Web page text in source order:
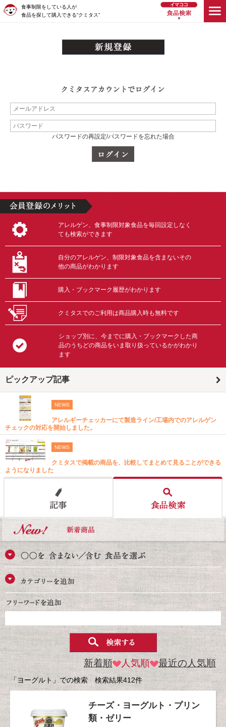
食事制限をしている人が
食品を探して購入できる“クミタス”
パスワードの再設定/パスワードを忘れた場合
アレルゲン、食事制限対象食品を毎回設定しなく
ても検索ができます
自分のアレルゲン、制限対象食品を含まないその
他の商品がわかります
購入・ブックマーク履歴がわかります
クミタスでのご利用は商品購入時も無料です
ショップ別に、今までに購入・ブックマークした商
品のうちどの商品をいま取り扱っているかがわかり
ます
ピックアップ記事
NEWS
アレルギーチェッカーにて製造ライン/工場内でのアレルゲン
チェックの対応を開始しました。
NEWS
クミタスで掲載の商品を、比較してまとめて見ることができる
ようになりました
新着順 人気順 最近の人気順
「ヨーグルト」での検索 検索結果412件
チーズ・ヨーグルト・プリン
類・ゼリー